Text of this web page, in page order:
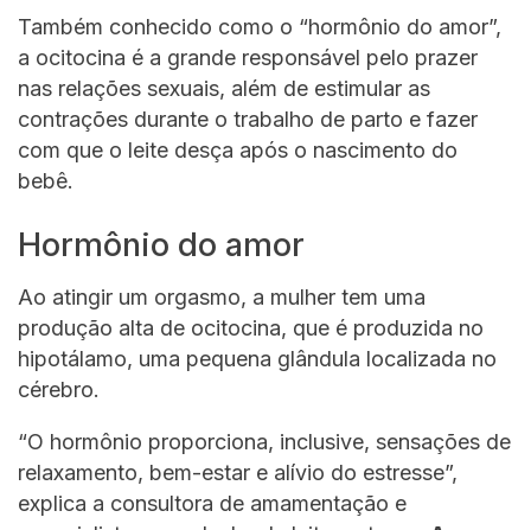
Também conhecido como o “hormônio do amor”,
a ocitocina é a grande responsável pelo prazer
nas relações sexuais, além de estimular as
contrações durante o trabalho de parto e fazer
com que o leite desça após o nascimento do
bebê.
Hormônio do amor
Ao atingir um orgasmo, a mulher tem uma
produção alta de ocitocina, que é produzida no
hipotálamo, uma pequena glândula localizada no
cérebro.
“O hormônio proporciona, inclusive, sensações de
relaxamento, bem-estar e alívio do estresse”,
explica a consultora de amamentação e